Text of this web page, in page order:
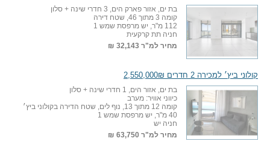
בת ים, אזור פארק הים, 3 חדרי שינה + סלון
קומה 3 מתוך 46, שטח דירה
112 מ"ר, יש מרפסת שמש 1
חניה תת קרקעית
מחיר למ"ר 32,143 ₪
קולוני ביץ׳ למכירה 2 חדרים 2,550,000₪
בת ים, אזור הים, 1 חדרי שינה + סלון
כיווני אוויר: מערב
קומה 12 מתוך 13, נוף לים, שטח הדירה בקולוני ביץ׳
40 מ"ר, יש מרפסת שמש 1
חניה יש
מחיר למ"ר 63,750 ₪